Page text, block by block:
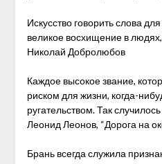
Искусство говорить слова
великое восхищение в
Николай Добролюбов
Каждое высокое звание,
риском для жизни, когда-
ругательством. Так
Леонид Леонов, “Дорога на
Брань всегда служила